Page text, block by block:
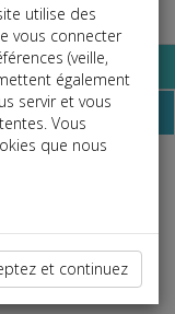
utilise des
vous connecter
(veille,
également
servir et vous
Vous
que nous
et continuez